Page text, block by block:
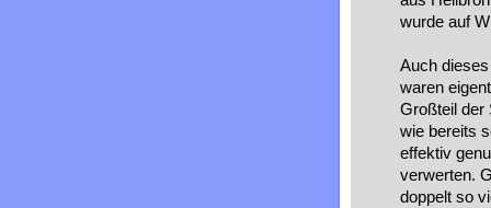
wurde auf
Auch
waren
Großteil der
wie bereits
effektiv
verwerten.
doppelt so